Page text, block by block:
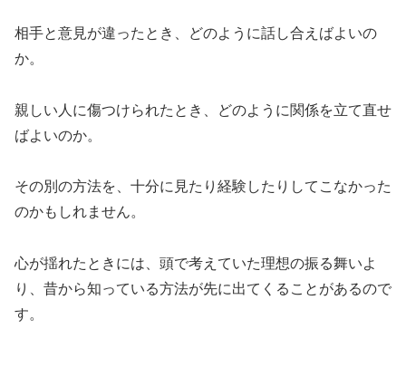
相手と意見が違ったとき、どのように話し合えばよいの
か。
親しい人に傷つけられたとき、どのように関係を立て直せ
ばよいのか。
その別の方法を、十分に見たり経験したりしてこなかった
のかもしれません。
心が揺れたときには、頭で考えていた理想の振る舞いよ
り、昔から知っている方法が先に出てくることがあるので
す。